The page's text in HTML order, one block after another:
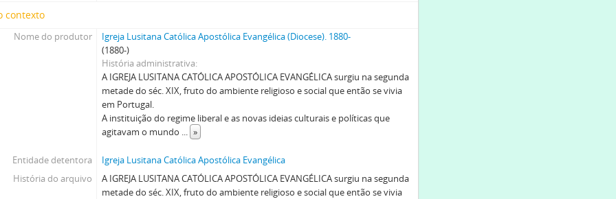
contexto
Nome do produtor
Igreja Lusitana Católica Apostólica Evangélica (Diocese). 1880-
(1880-)
História administrativa
A IGREJA LUSITANA CATÓLICA APOSTÓLICA EVANGÉLICA surgiu na segunda
metade do séc. XIX, fruto do ambiente religioso e social que então se vivia
em Portugal.
A instituição do regime liberal e as novas ideias culturais e políticas que
agitavam o mundo ... »
Entidade detentora
Igreja Lusitana Católica Apostólica Evangélica
História do arquivo
A IGREJA LUSITANA CATÓLICA APOSTÓLICA EVANGÉLICA surgiu na segunda
metade do séc. XIX, fruto do ambiente religioso e social que então se vivia